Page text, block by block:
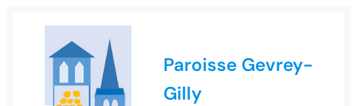
Paroisse Gevrey-
Gilly